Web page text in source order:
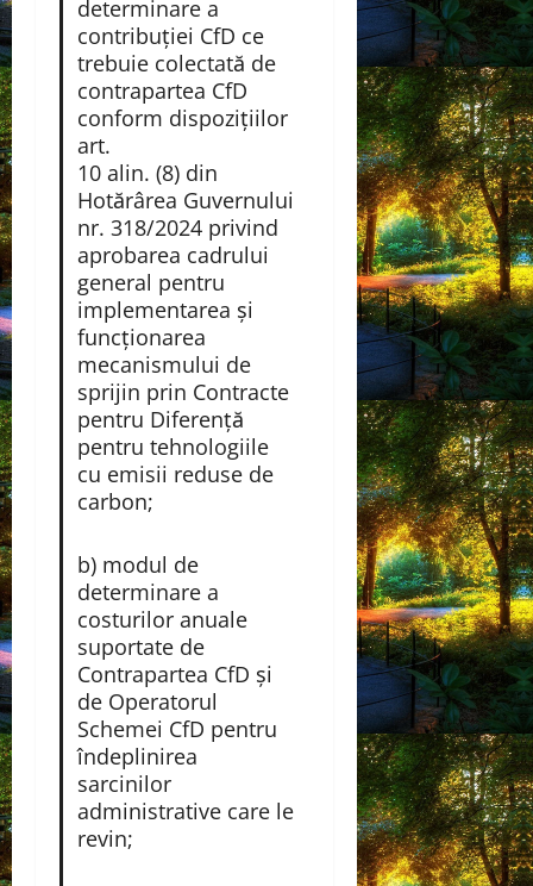
determinare a
contribuţiei CfD ce
trebuie colectată de
contrapartea CfD
conform dispozițiilor
art.
10 alin. (8) din
Hotărârea Guvernului
nr. 318/2024 privind
aprobarea cadrului
general pentru
implementarea și
funcționarea
mecanismului de
sprijin prin Contracte
pentru Diferență
pentru tehnologiile
cu emisii reduse de
carbon;
b) modul de
determinare a
costurilor anuale
suportate de
Contrapartea CfD și
de Operatorul
Schemei CfD pentru
îndeplinirea
sarcinilor
administrative care le
revin;